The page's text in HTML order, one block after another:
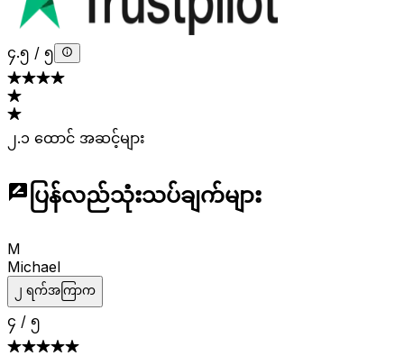
၄.၅ / ၅
၂.၁ ထောင် အဆင့်များ
ပြန်လည်သုံးသပ်ချက်များ
M
Michael
၂ ရက်အကြာက
၄ / ၅